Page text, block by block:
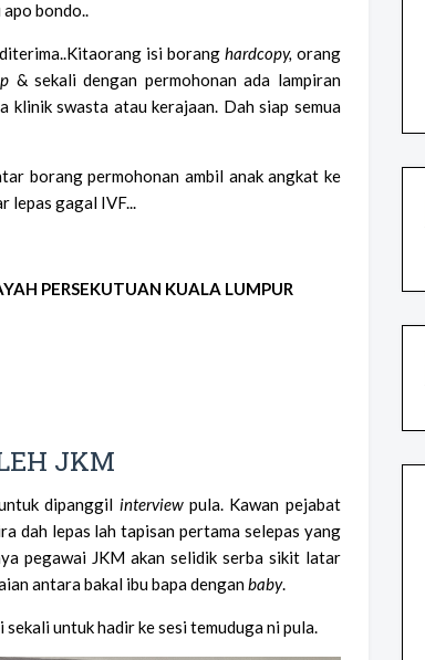
bondo..
isi borang hardcopy, orang
& sekali dengan permohonan ada lampiran
klinik swasta atau kerajaan. Dah siap semua
borang permohonan ambil anak angkat ke
lepas gagal IVF...
PERSEKUTUAN KUALA LUMPUR
JKM
dipanggil interviewpula. Kawan pejabat
dah lepas lah tapisan pertama selepas yang
pegawai JKM akan selidik serba sikit latar
antara bakal ibu bapa denganbaby.
untuk hadir ke sesi temuduga ni pula.